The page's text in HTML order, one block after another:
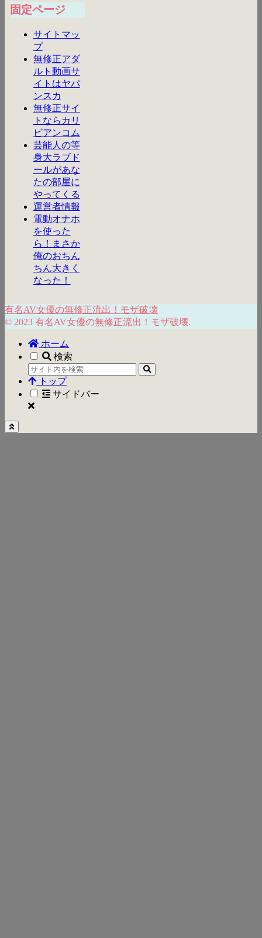
固定ページ
サイトマッ
プ
無修正アダ
ルト動画サ
イトはヤパ
ンスカ
無修正サイ
トならカリ
ビアンコム
芸能人の等
身大ラブド
ールがあな
たの部屋に
やってくる
運営者情報
電動オナホ
を使った
ら！まさか
俺のおちん
ちん大きく
なった！
有名AV女優の無修正流出！モザ破壊
© 2023 有名AV女優の無修正流出！モザ破壊.
ホーム
検索
トップ
サイドバー